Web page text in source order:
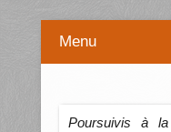
Menu
Poursuivis à